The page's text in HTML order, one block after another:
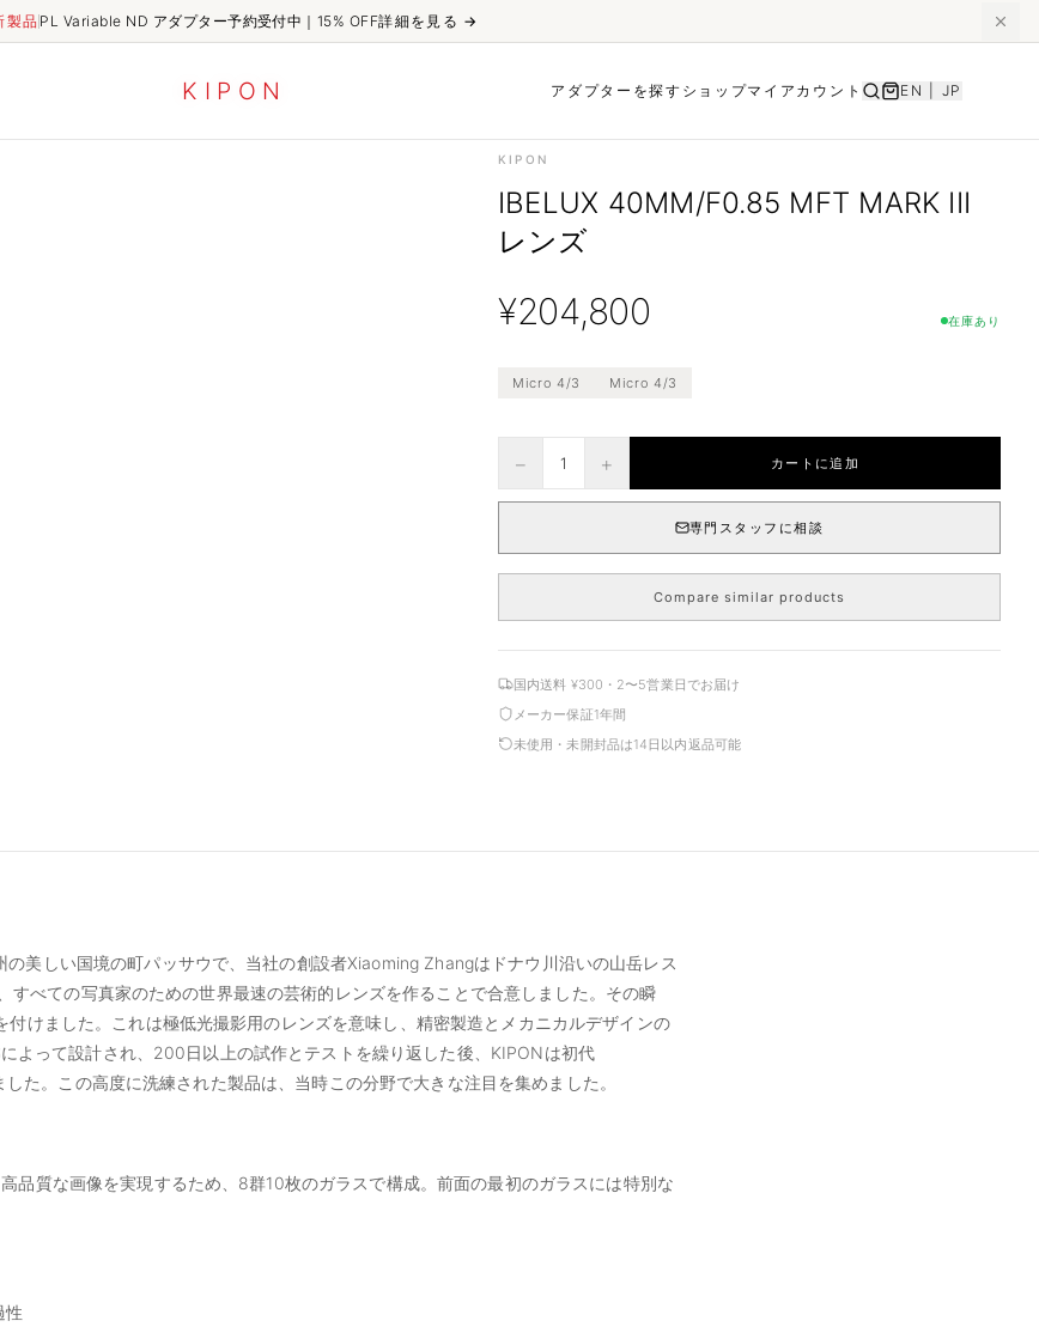
製品PL Variable ND アダプター予約受付中｜15% OFF詳細を見る →
K I P O N アダプターを探す ショップマイアカウント EN JP
KIPON
IBELUX 40MM/F0.85 MFT MARK III
レンズ
¥204,800 在庫あり
Micro 4/3 Micro 4/3
− 1 + カートに追加
専門スタッフに相談
Compare similar products
国内送料 ¥300・2〜5営業日でお届け
メーカー保証1年間
未使用・未開封品は14日以内返品可能
美しい国境の町パッサウで、当社の創設者Xiaoming Zhangはドナウ川沿いの山岳レス
すべての写真家のための世界最速の芸術的レンズを作ることで合意しました。その瞬
付けました。これは極低光撮影用のレンズを意味し、精密製造とメカニカルデザインの
よって設計され、200日以上の試作とテストを繰り返した後、KIPONは初代
た。この高度に洗練された製品は、当時この分野で大きな注目を集めました。
品質な画像を実現するため、8群10枚のガラスで構成。前面の最初のガラスには特別な
性